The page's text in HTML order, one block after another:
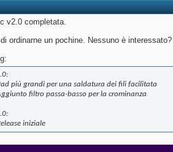
v2.0 completata.
ordinarne un pochine. Nessuno è interessato?
più grandi per una saldatura dei fili facilitata
filtro passa-basso per la crominanza
iniziale